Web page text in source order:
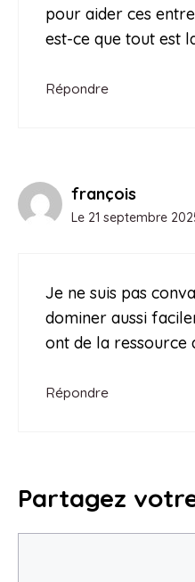
pour aider ces
est-ce que tout est
Répondre
françois
Le 21 septembre
Je ne suis pas
dominer aussi
ont de la ressource
Répondre
Partagez